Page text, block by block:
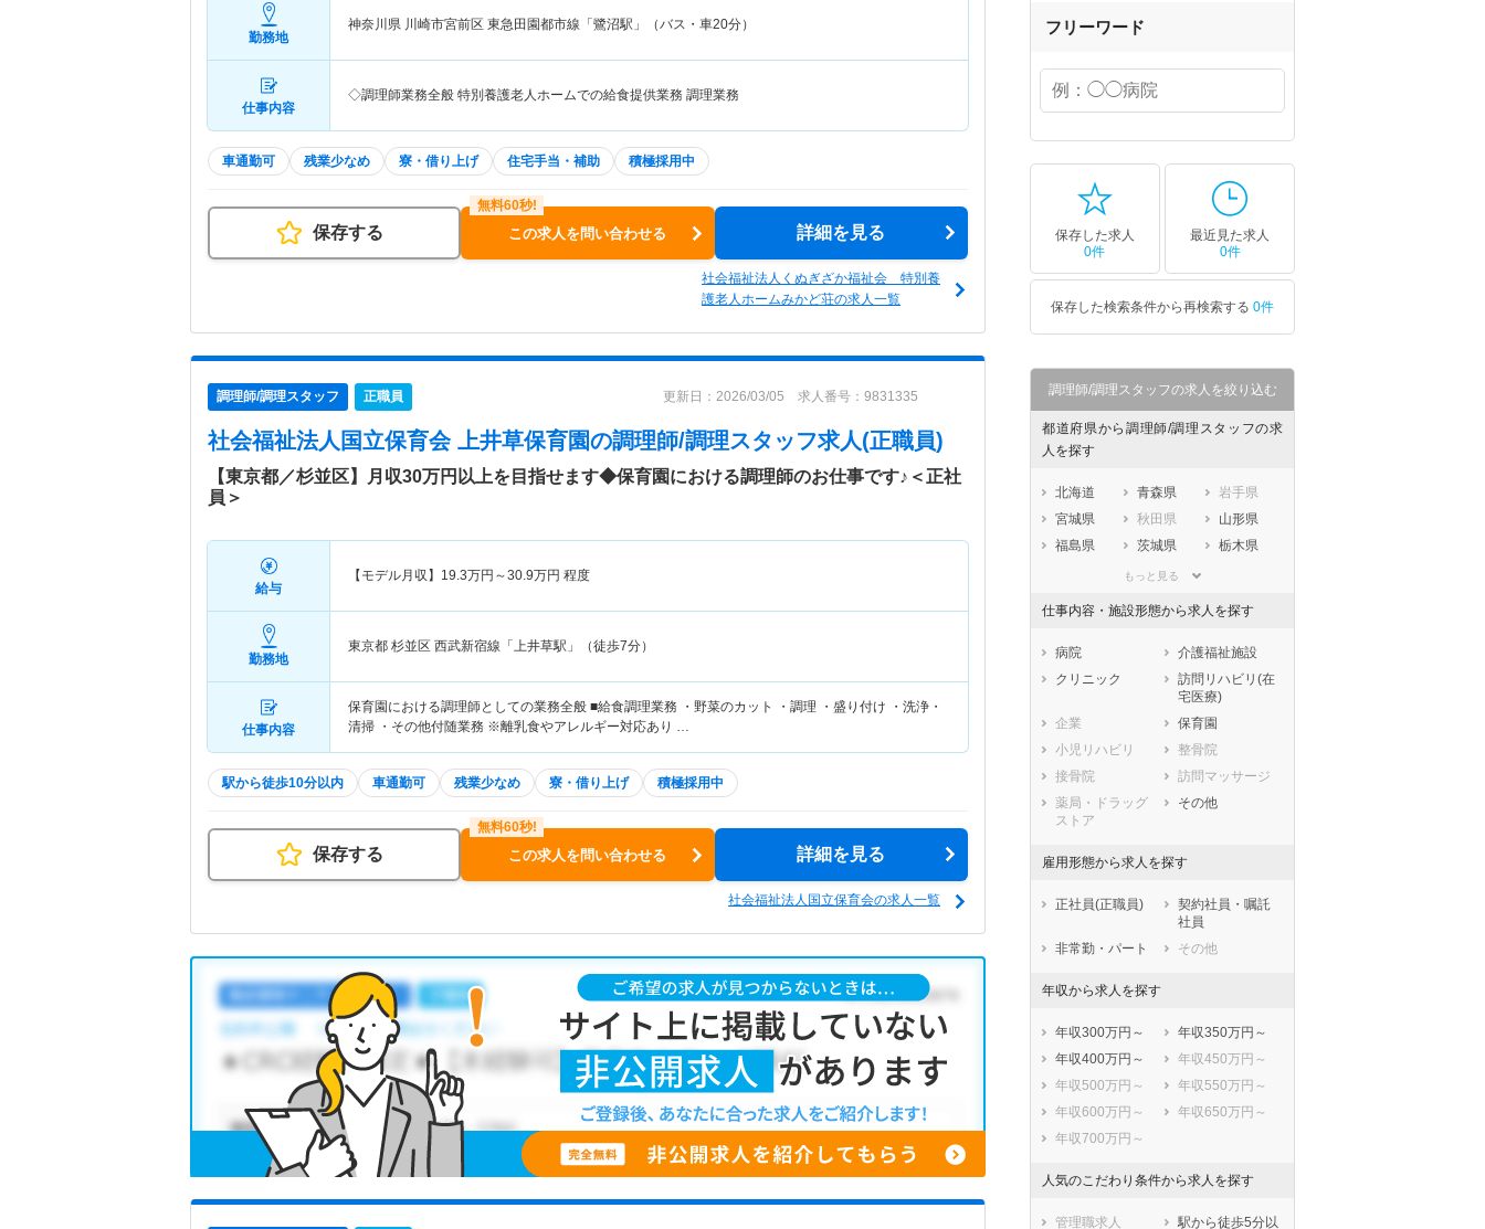
勤務地
神奈川県 川崎市宮前区 東急田園都市線「鷺沼駅」（バス・車20分）
仕事内容
◇調理師業務全般 特別養護老人ホームでの給食提供業務 調理業務
車通勤可 残業少なめ 寮・借り上げ 住宅手当・補助 積極採用中
保存する この求人を問い合わせる 詳細を見る
社会福祉法人くぬぎざか福祉会 特別養
護老人ホームみかど荘の求人一覧
調理師/調理スタッフ 正職員 更新日：2026/03/05 求人番号：9831335
社会福祉法人国立保育会 上井草保育園の調理師/調理スタッフ求人(正職員)
【東京都／杉並区】月収30万円以上を目指せます◆保育園における調理師のお仕事です♪＜正社
員＞
給与
【モデル月収】 19.3万円～30.9万円 程度
勤務地
東京都 杉並区 西武新宿線「上井草駅」（徒歩7分）
仕事内容
保育園における調理師としての業務全般 ■給食調理業務 ・野菜のカット ・調理 ・盛り付け ・洗浄・
清掃 ・その他付随業務 ※離乳食やアレルギー対応あり …
駅から徒歩10分以内 車通勤可 残業少なめ 寮・借り上げ 積極採用中
保存する この求人を問い合わせる 詳細を見る
社会福祉法人国立保育会の求人一覧
フリーワード
保存した求人
0件
最近見た求人
0件
保存した検索条件から再検索する 0件
調理師/調理スタッフの求人を絞り込む
都道府県から調理師/調理スタッフの求
人を探す
北海道 青森県
岩手県
宮城県
秋田県
山形県
福島県
茨城県
栃木県
埼玉県
石川県
福井県
岐阜県
静岡県
愛知県
三重県
大阪府
兵庫県
奈良県
鳥取県
島根県
広島県
山口県
徳島県
香川県
愛媛県
熊本県
大分県
もっと見る
仕事内容・施設形態から求人を探す
病院
介護福祉施設
クリニック
訪問リハビリ(在
宅医療)
企業
保育園
小児リハビリ
整骨院
接骨院
訪問マッサージ
薬局・ドラッグ
ストア
その他
雇用形態から求人を探す
正社員(正職員)
契約社員・嘱託
社員
非常勤・パート
その他
年収から求人を探す
年収300万円～
年収350万円～
年収400万円～
年収450万円～
年収500万円～
年収550万円～
年収600万円～
年収650万円～
年収700万円～
人気のこだわり条件から求人を探す
管理職求人 駅から徒歩5分以